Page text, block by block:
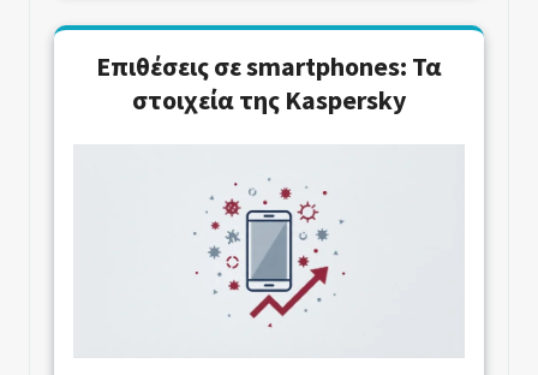
Επιθέσεις σε smartphones: Τα
στοιχεία της Kaspersky